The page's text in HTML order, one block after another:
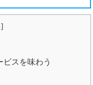
]
スを味わう